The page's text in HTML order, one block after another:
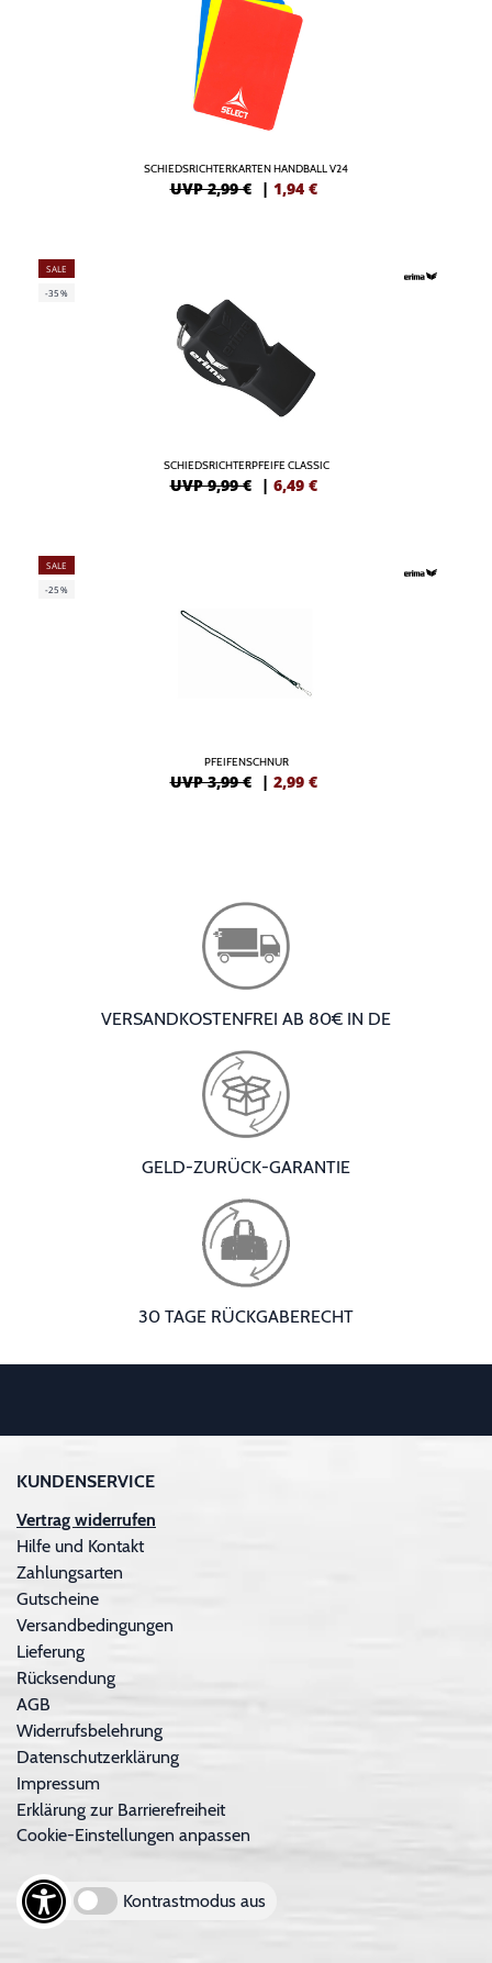
SCHIEDSRICHTERKARTEN HANDBALL V24
UVP 2,99 € | 1,94 €
SALE
-35%
SCHIEDSRICHTERPFEIFE CLASSIC
UVP 9,99 € | 6,49 €
SALE
-25%
PFEIFENSCHNUR
UVP 3,99 € | 2,99 €
VERSANDKOSTENFREI AB 80€ IN DE
GELD-ZURÜCK-GARANTIE
30 TAGE RÜCKGABERECHT
KUNDENSERVICE
Vertrag widerrufen
Hilfe und Kontakt
Zahlungsarten
Gutscheine
Versandbedingungen
Lieferung
Rücksendung
AGB
Widerrufsbelehrung
Datenschutzerklärung
Impressum
Erklärung zur Barrierefreiheit
Cookie-Einstellungen anpassen
Kontrastmodus aus